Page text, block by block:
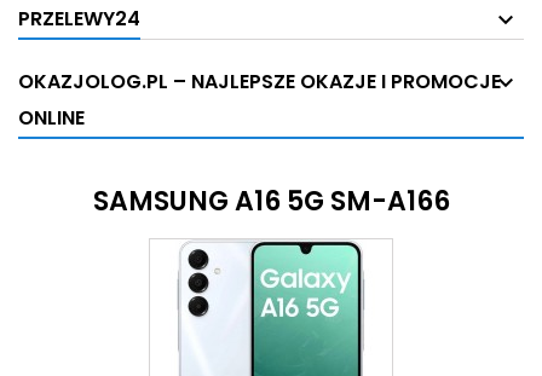
PRZELEWY24
OKAZJOLOG.PL – NAJLEPSZE OKAZJE I PROMOCJE
ONLINE
SAMSUNG A16 5G SM-A166